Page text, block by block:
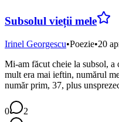
Subsolul vieții mele
Irinel Georgescu•Poezie•20
Mi-am făcut cheie la subsol, a
mult era mai ieftin, numărul
număr prim, 37, plus
0
2